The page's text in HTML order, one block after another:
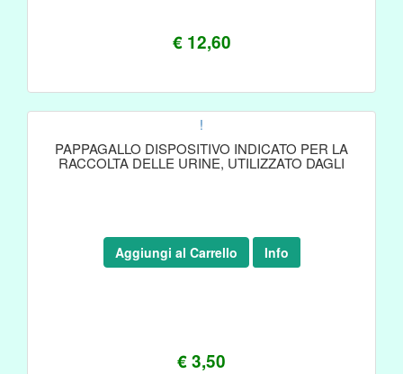
€ 12,60
!
PAPPAGALLO DISPOSITIVO INDICATO PER LA
RACCOLTA DELLE URINE, UTILIZZATO DAGLI
€ 3,50
Aggiungi al Carrello Info